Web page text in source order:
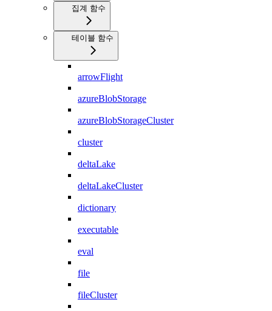
집계 함수
테이블 함수
arrowFlight
azureBlobStorage
azureBlobStorageCluster
cluster
deltaLake
deltaLakeCluster
dictionary
executable
eval
file
fileCluster